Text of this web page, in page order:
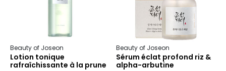
Beauty of Joseon
Lotion tonique
rafraîchissante à la prune
Beauty of Joseon
Sérum éclat profond riz &
alpha-arbutine